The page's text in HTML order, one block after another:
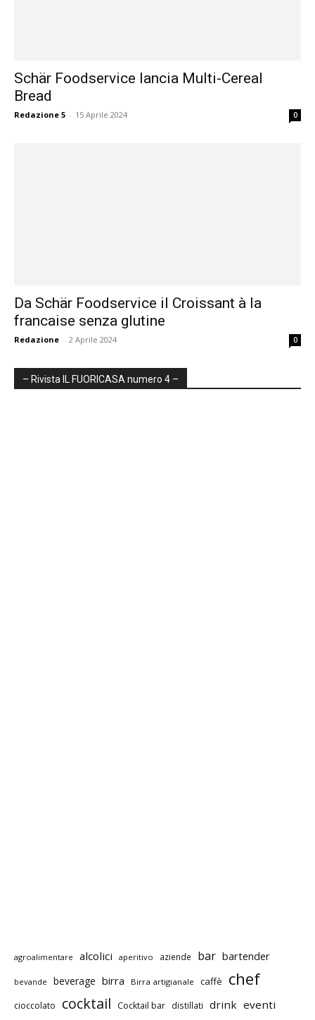
Schär Foodservice lancia Multi-Cereal
Bread
Redazione 5 - 15 Aprile 2024 0
Da Schär Foodservice il Croissant à la
francaise senza glutine
Redazione - 2 Aprile 2024 0
– Rivista IL FUORICASA numero 4 –
agroalimentare alcolici aperitivo aziende bar bartender
bevande beverage birra Birra artigianale caffè chef
cioccolato cocktail Cocktail bar distillati drink eventi